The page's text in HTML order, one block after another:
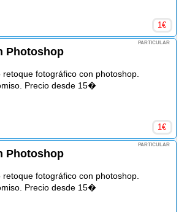
1€
PARTICULAR
Photoshop
fotográfico con photoshop.
Precio desde 15�
1€
PARTICULAR
Photoshop
fotográfico con photoshop.
Precio desde 15�